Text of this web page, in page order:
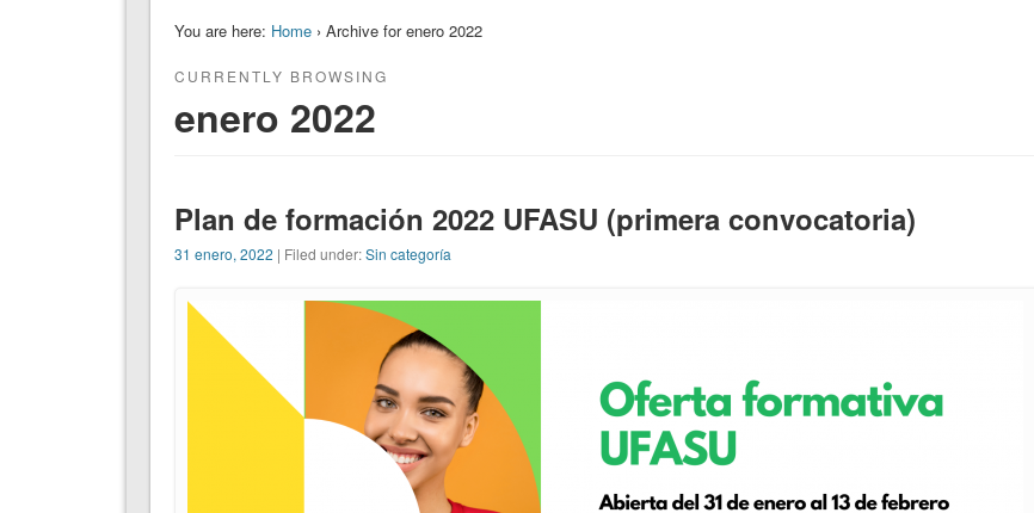
You are here: Home› Archive for enero 2022
CURRENTLY BROWSING
enero 2022
Plan de formación 2022 UFASU (primera convocatoria)
31 enero, 2022 | Filed under:Sin categoría